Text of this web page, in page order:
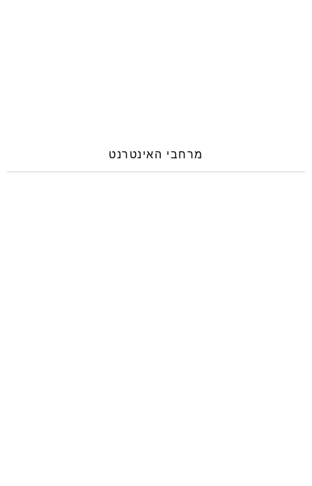
מרחבי האינטרנט